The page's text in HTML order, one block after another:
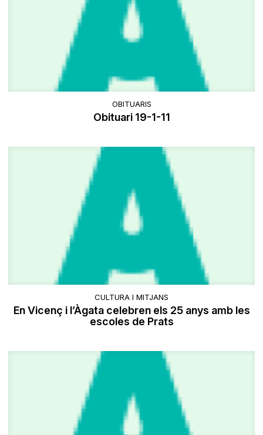
OBITUARIS
Obituari 19-1-11
CULTURA I MITJANS
En Vicenç i l’Àgata celebren els 25 anys amb les
escoles de Prats